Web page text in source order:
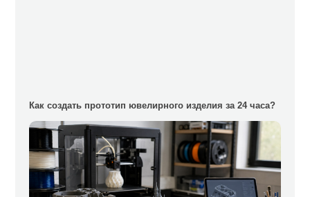
Как создать прототип ювелирного изделия за 24 часа?